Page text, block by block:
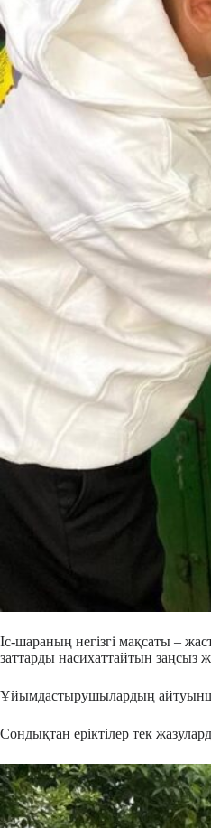
Іс-шараның негізгі мақсаты –
заттарды насихаттайтын заңсыз
Ұйымдастырушылардың
Сондықтан еріктілер тек